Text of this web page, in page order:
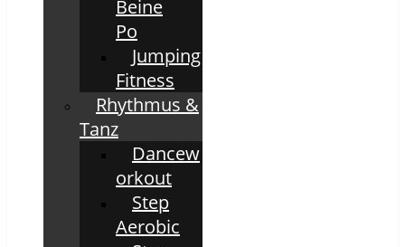
Beine
Po
Jumping
Fitness
Rhythmus &
Tanz
Dancew
orkout
Step
Aerobic